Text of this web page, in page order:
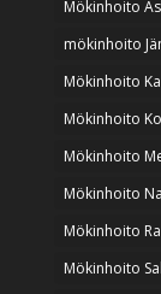
Mökinhoito
mökinhoito
Mökinhoito
Mökinhoito
Mökinhoito
Mökinhoito
Mökinhoito
Mökinhoito